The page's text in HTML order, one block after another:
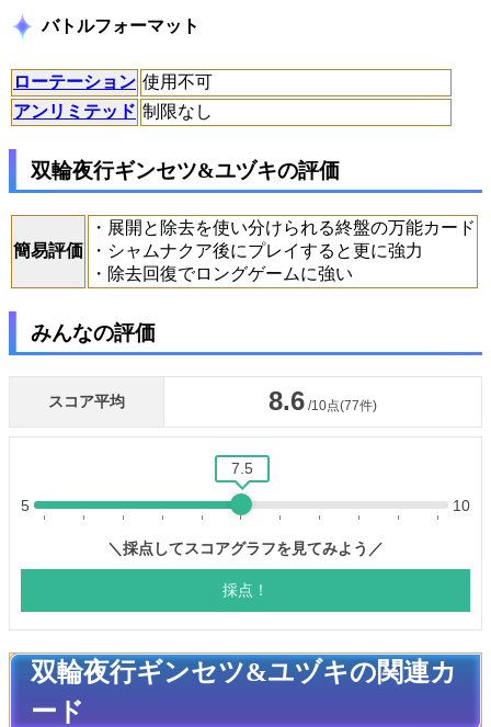
バトルフォーマット
ローテーション 使用不可
アンリミテッド 制限なし
双輪夜行ギンセツ&ユヅキの評価
簡易評価
・展開と除去を使い分けられる終盤の万能カード
・シャムナクア後にプレイすると更に強力
・除去回復でロングゲームに強い
みんなの評価
双輪夜行ギンセツ&ユヅキの関連カ
ード